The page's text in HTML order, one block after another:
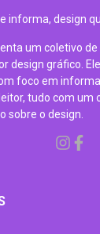
informa, design
um coletivo
design gráfico.
foco em
tudo com um
sobre o design.